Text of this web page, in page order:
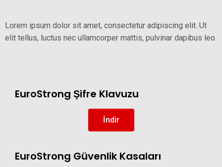
Lorem ipsum dolor sit amet, consectetur adipiscing elit. Ut
elit tellus, luctus nec ullamcorper mattis, pulvinar dapibus leo.
EuroStrong Şifre Klavuzu
İndir
EuroStrong Güvenlik Kasaları